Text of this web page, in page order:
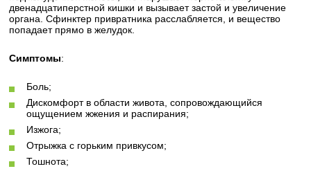
двенадцатиперстной кишки и вызывает застой и увеличение
органа. Сфинктер привратника расслабляется, и вещество
попадает прямо в желудок.
Симптомы:
Боль;
Дискомфорт в области живота, сопровождающийся
ощущением жжения и распирания;
Изжога;
Отрыжка с горьким привкусом;
Тошнота;